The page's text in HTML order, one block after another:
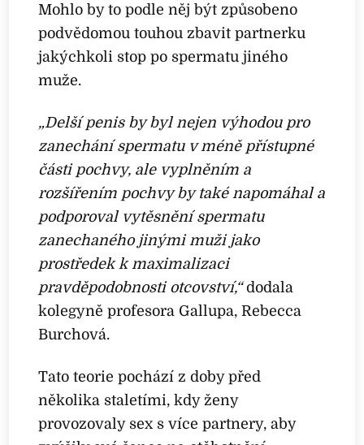
Mohlo by to podle něj být způsobeno
podvědomou touhou zbavit partnerku
jakýchkoli stop po spermatu jiného
muže.
„Delší penis by byl nejen výhodou pro
zanechání spermatu v méně přístupné
části pochvy, ale vyplněním a
rozšířením pochvy by také napomáhal a
podporoval vytěsnění spermatu
zanechaného jinými muži jako
prostředek k maximalizaci
pravděpodobnosti otcovství,“dodala
kolegyně profesora Gallupa, Rebecca
Burchová.
Tato teorie pochází z doby před
několika staletími, kdy ženy
provozovaly sex s více partnery, aby